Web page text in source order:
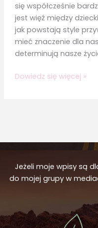
się współcześnie
jest więź między
jak powstają style
mieć znaczenie dla
determinują nasze
Czym
wpływa
na
życie
Dowiedz się więcej »
Jeżeli moje wpisy są
do mojej grupy w